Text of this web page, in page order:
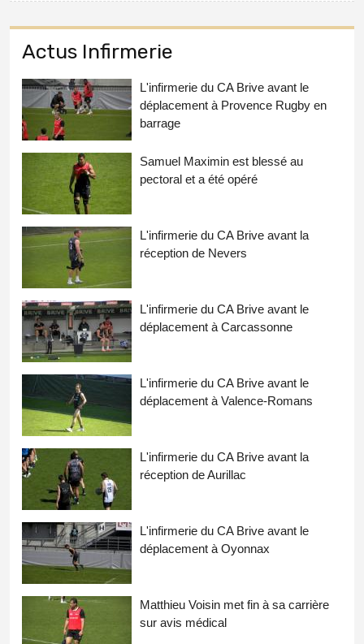
Actus Infirmerie
L'infirmerie du CA Brive avant le
déplacement à Provence Rugby en
barrage
Samuel Maximin est blessé au
pectoral et a été opéré
L'infirmerie du CA Brive avant la
réception de Nevers
L'infirmerie du CA Brive avant le
déplacement à Carcassonne
L'infirmerie du CA Brive avant le
déplacement à Valence-Romans
L'infirmerie du CA Brive avant la
réception de Aurillac
L'infirmerie du CA Brive avant le
déplacement à Oyonnax
Matthieu Voisin met fin à sa carrière
sur avis médical